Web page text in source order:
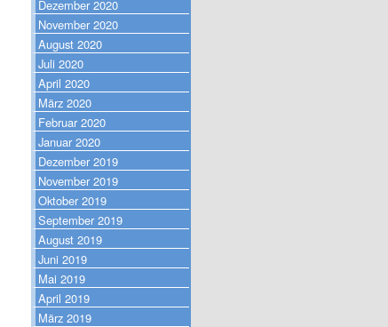
Dezember 2020
November 2020
August 2020
Juli 2020
April 2020
März 2020
Februar 2020
Januar 2020
Dezember 2019
November 2019
Oktober 2019
September 2019
August 2019
Juni 2019
Mai 2019
April 2019
März 2019